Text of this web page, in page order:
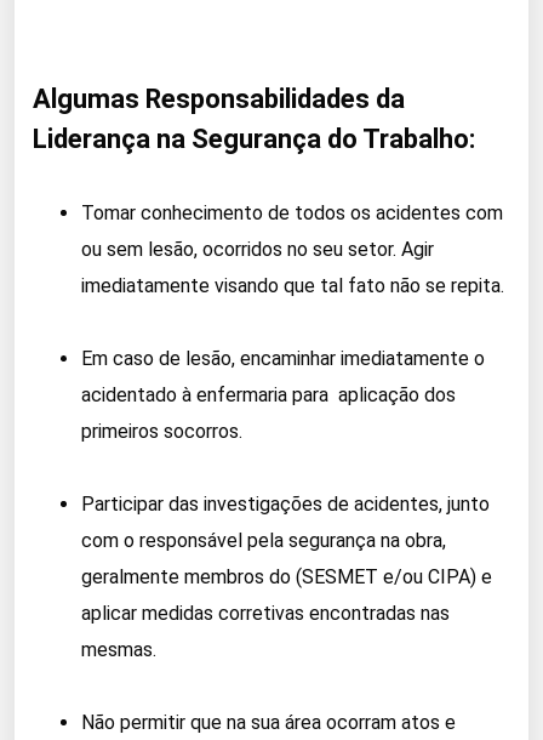
Algumas Responsabilidades da
Liderança na Segurança do Trabalho:
Tomar conhecimento de todos os acidentes com
ou sem lesão, ocorridos no seu setor. Agir
imediatamente visando que tal fato não se repita.
Em caso de lesão, encaminhar imediatamente o
acidentado à enfermaria para aplicação dos
primeiros socorros.
Participar das investigações de acidentes, junto
com o responsável pela segurança na obra,
geralmente membros do (SESMET e/ou CIPA) e
aplicar medidas corretivas encontradas nas
mesmas.
Não permitir que na sua área ocorram atos e